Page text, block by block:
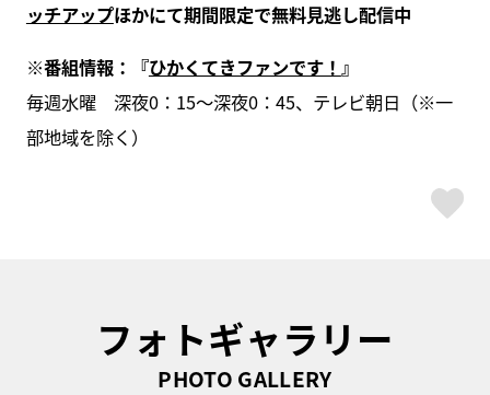
ッチアップほかにて期間限定で無料見逃し配信中
※番組情報：『ひかくてきファンです！ 』
毎週水曜 深夜0：15〜深夜0：45、テレビ朝日（※一
部地域を除く）
フォトギャラリー
PHOTO GALLERY